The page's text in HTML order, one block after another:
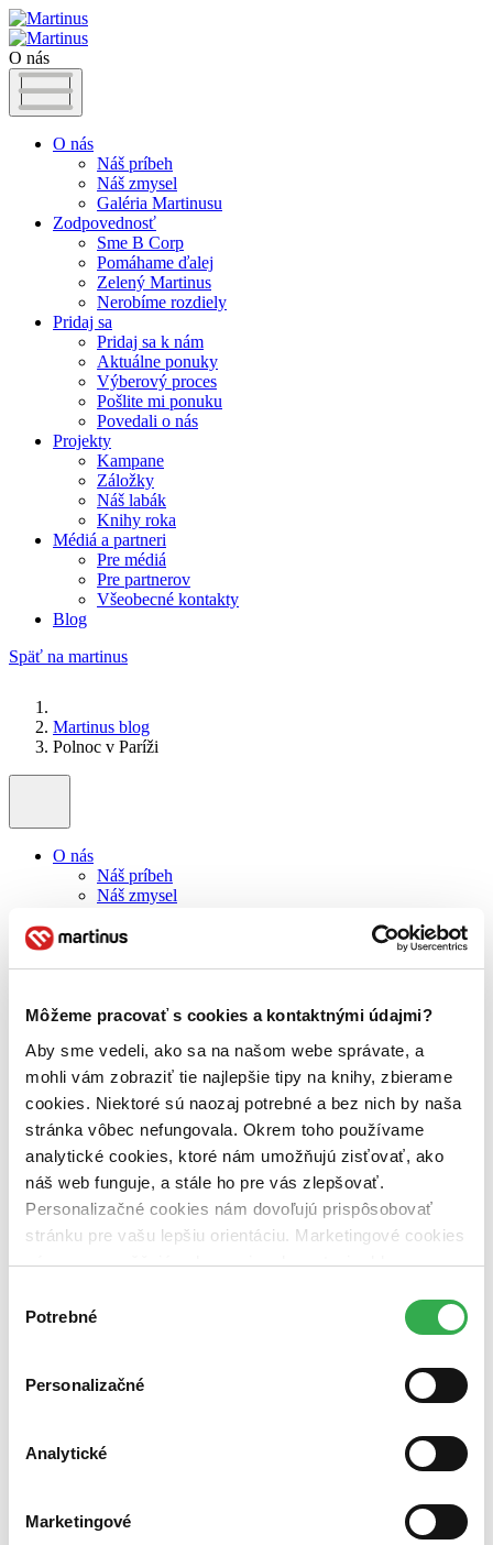
Môžeme pracovať s cookies a kontaktnými údajmi?
Aby sme vedeli, ako sa na našom webe správate, a
mohli vám zobraziť tie najlepšie tipy na knihy, zbierame
cookies. Niektoré sú naozaj potrebné a bez nich by naša
stránka vôbec nefungovala. Okrem toho používame
analytické cookies, ktoré nám umožňujú zisťovať, ako
náš web funguje, a stále ho pre vás zlepšovať.
Personalizačné cookies nám dovoľujú prispôsobovať
stránku pre vašu lepšiu orientáciu. Marketingové cookies
nám zas umožňujú zobrazenie relevantnej reklamy.
nám pomohlo, keby sme mohli používať všetky tieto
súhlasu
Potrebné
Personalizačné
Analytické
Marketingové
O nás
O nás
Náš príbeh
Náš zmysel
Galéria Martinusu
Zodpovednosť
Sme B Corp
Pomáhame ďalej
Zelený Martinus
Nerobíme rozdiely
Pridaj sa
Pridaj sa k nám
Aktuálne ponuky
Výberový proces
Pošlite mi ponuku
Povedali o nás
Projekty
Kampane
Záložky
Náš labák
Knihy roka
Médiá a partneri
Pre médiá
Pre partnerov
Všeobecné kontakty
Blog
Späť na martinus
Martinus blog
Polnoc v Paríži
O nás
Náš príbeh
Náš zmysel
Zodpovednosť
Pomáhame ďalej
Nerobíme rozdiely
Pridaj sa k nám
Aktuálne ponuky
Výberový proces
Pošlite mi ponuku
Povedali o nás
Projekty
Kampane
Záložky
Náš labák
Knihy roka
Pre médiá
celý článok